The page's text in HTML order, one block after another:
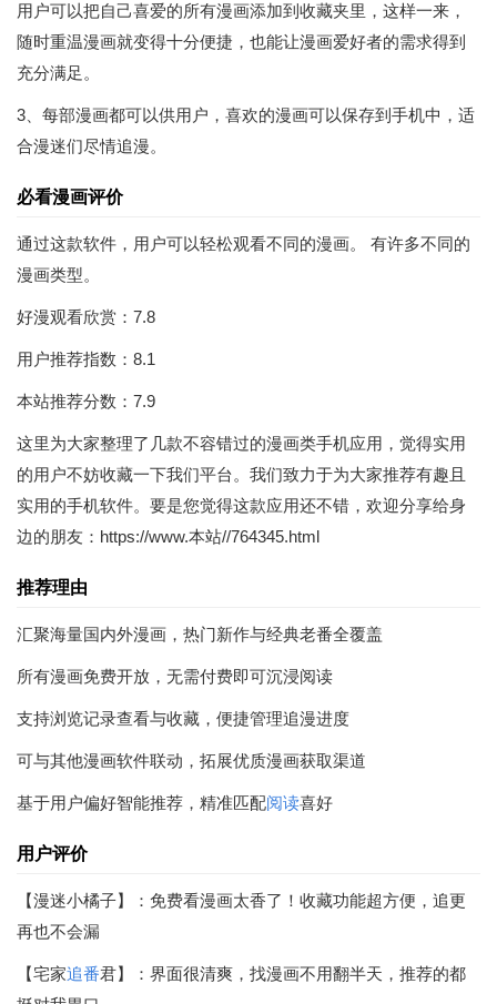
用户可以把自己喜爱的所有漫画添加到收藏夹里，这样一来，
随时重温漫画就变得十分便捷，也能让漫画爱好者的需求得到
充分满足。
3、每部漫画都可以供用户，喜欢的漫画可以保存到手机中，适
合漫迷们尽情追漫。
必看漫画评价
通过这款软件，用户可以轻松观看不同的漫画。 有许多不同的
漫画类型。
好漫观看欣赏：7.8
用户推荐指数：8.1
本站推荐分数：7.9
这里为大家整理了几款不容错过的漫画类手机应用，觉得实用
的用户不妨收藏一下我们平台。我们致力于为大家推荐有趣且
实用的手机软件。要是您觉得这款应用还不错，欢迎分享给身
边的朋友：https://www.本站//764345.html
推荐理由
汇聚海量国内外漫画，热门新作与经典老番全覆盖
所有漫画免费开放，无需付费即可沉浸阅读
支持浏览记录查看与收藏，便捷管理追漫进度
可与其他漫画软件联动，拓展优质漫画获取渠道
基于用户偏好智能推荐，精准匹配阅读喜好
用户评价
【漫迷小橘子】：免费看漫画太香了！收藏功能超方便，追更
再也不会漏
【宅家追番君】：界面很清爽，找漫画不用翻半天，推荐的都